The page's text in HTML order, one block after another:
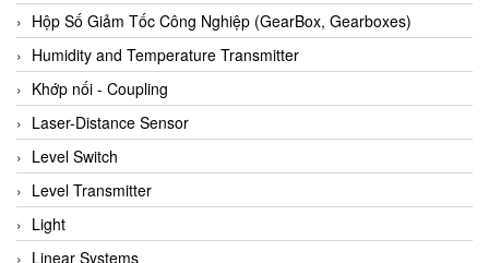
Hộp Số Giảm Tốc Công Nghiệp (GearBox, Gearboxes)
Humidity and Temperature Transmitter
Khớp nối - Coupling
Laser-Distance Sensor
Level Switch
Level Transmitter
Light
Linear Systems